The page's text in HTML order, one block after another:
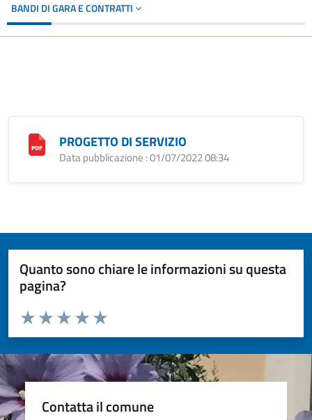
BANDI DI GARA E CONTRATTI
PROGETTO DI SERVIZIO
Data pubblicazione : 01/07/2022 08:34
Quanto sono chiare le informazioni su questa
pagina?
Valuta da 1 a 5 stelle la pagina
Valuta 5 stelle su 5
Valuta 4 stelle su 5
Valuta 3 stelle su 5
Valuta 2 stelle su 5
Valuta 1 stelle su 5
Contatta il comune